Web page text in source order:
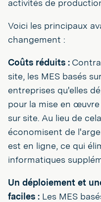
activités de
Voici les principaux
changement :
Coûts réduits :
site, les MES basés
entreprises qu'elles
pour la mise en
sur site. Au lieu de
économisent de
est en ligne, ce qui
informatiques
Un déploiement et
faciles : Les MES